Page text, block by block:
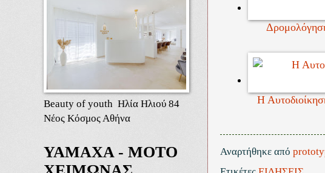
Η
Αναρτήθηκε από
Beauty of youth Ηλία Ηλιού 84
Νέος Κόσμος Αθήνα
ΥΑΜΑΧΑ - ΜΟΤΟ